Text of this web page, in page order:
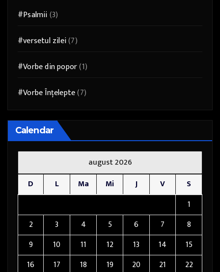
#Psalmii(3)
#versetul zilei(7)
#Vorbe din popor(1)
#Vorbe Înțelepte(7)
Calendar
august 2026
D
L Ma Mi J V
S
1
2
3 4 5 6 7
8
9
10 11 12 13 14
15
16
17 18 19 20 21
22